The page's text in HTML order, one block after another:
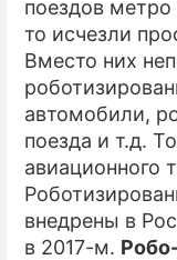
поездов метро
то исчезли
Вместо них
автомобили,
поезда и т.д.
авиационного
внедрены в
в 2017-м.